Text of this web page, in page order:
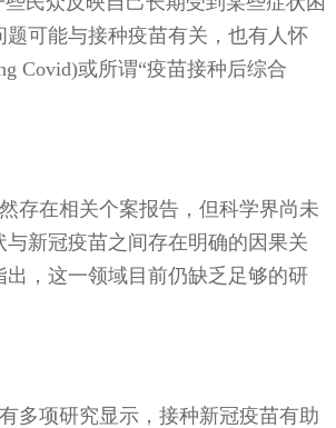
题可能与接种疫苗有关，也有人怀
Covid)或所谓“疫苗接种后综合
存在相关个案报告，但科学界尚未
与新冠疫苗之间存在明确的因果关
出，这一领域目前仍缺乏足够的研
多项研究显示，接种新冠疫苗有助